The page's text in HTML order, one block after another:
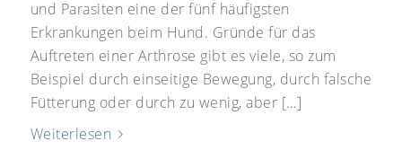
und Parasiten eine der fünf häufigsten
Erkrankungen beim Hund. Gründe für das
Auftreten einer Arthrose gibt es viele, so zum
Beispiel durch einseitige Bewegung, durch falsche
Fütterung oder durch zu wenig, aber […]
Weiterlesen